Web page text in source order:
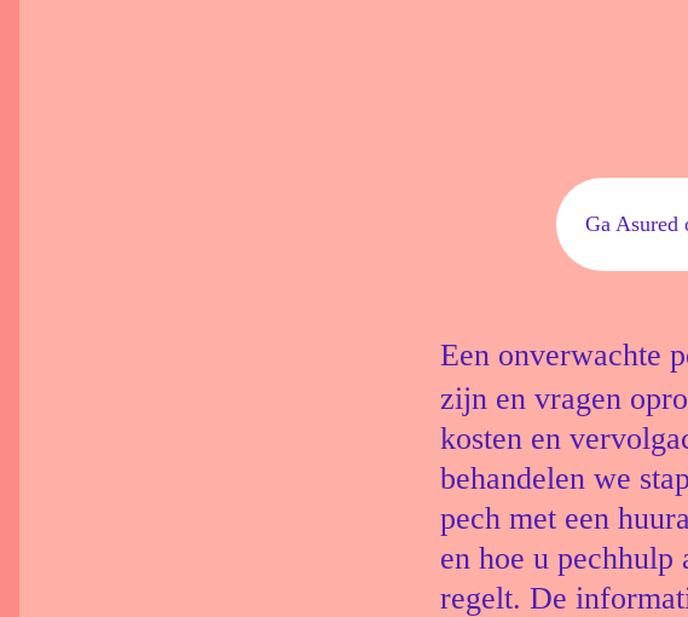
Ga Asured
Een onverwachte
zijn en vragen
kosten en
behandelen we
pech met een
en hoe u pechhulp
regelt. De